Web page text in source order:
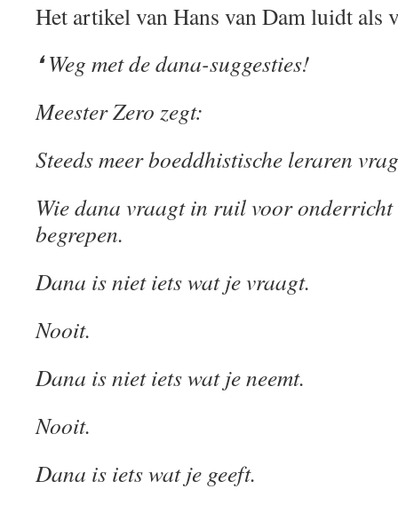
Het artikel van Hans van Dam luidt als
❛ Weg met de dana-suggesties!
Meester Zero zegt:
Steeds meer boeddhistische leraren
Wie dana vraagt in ruil voor
begrepen.
Dana is niet iets wat je vraagt.
Nooit.
Dana is niet iets wat je neemt.
Nooit.
Dana is iets wat je geeft.